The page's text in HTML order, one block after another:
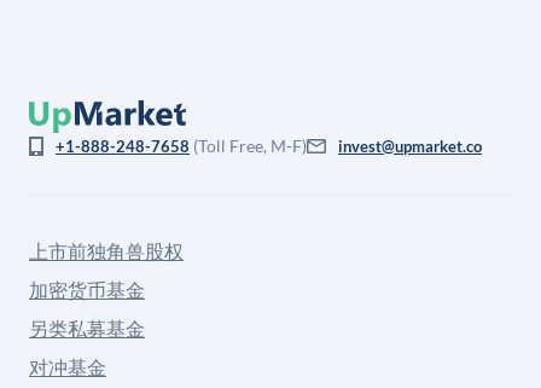
+1-888-248-7658 (Toll Free, M-F) invest@upmarket.co
上市前独角兽股权
加密货币基金
另类私募基金
对冲基金